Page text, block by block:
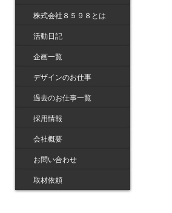
株式会社８５９８とは
活動日記
企画一覧
デザインのお仕事
過去のお仕事一覧
採用情報
会社概要
お問い合わせ
取材依頼